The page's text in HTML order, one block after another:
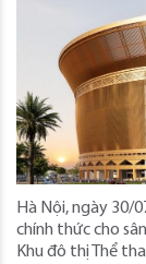
Hà Nội, ngày 30/
chính thức cho
Khu đô thị Thể